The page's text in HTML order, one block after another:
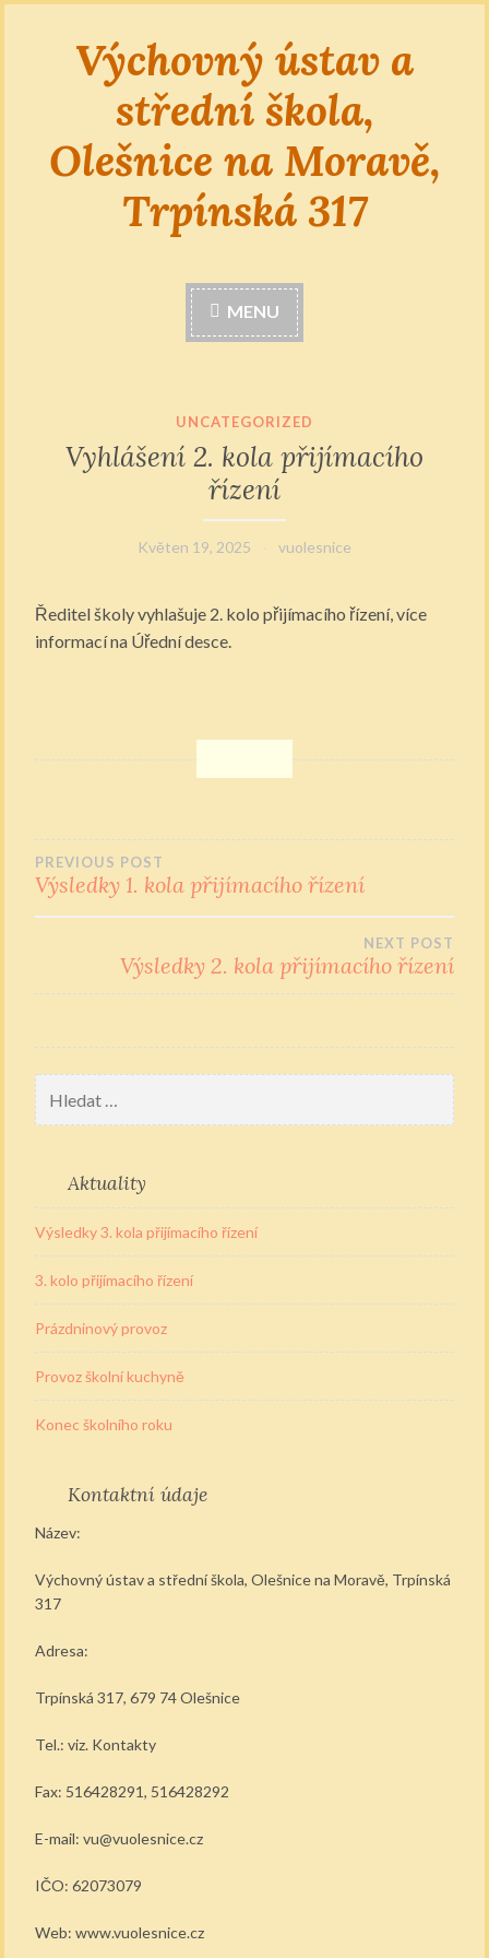
Výchovný ústav a
střední škola,
Olešnice na Moravě,
Trpínská 317
MENU
UNCATEGORIZED
Vyhlášení 2. kola přijímacího
řízení
Květen 19, 2025 vuolesnice
Ředitel školy vyhlašuje 2. kolo přijímacího řízení, více
informací na Úřední desce.
Navigace
PREVIOUS POST
Výsledky 1. kola přijímacího řízení
NEXT POST
Výsledky 2. kola přijímacího řízení
Aktuality
Výsledky 3. kola přijímacího řízení
3. kolo přijímacího řízení
Prázdninový provoz
Provoz školní kuchyně
Konec školního roku
Kontaktní údaje
Název:
Výchovný ústav a střední škola, Olešnice na Moravě, Trpínská
317
Adresa:
Trpínská 317, 679 74 Olešnice
Tel.: viz. Kontakty
Fax: 516428291, 516428292
E-mail: vu@vuolesnice.cz
IČO: 62073079
Web: www.vuolesnice.cz